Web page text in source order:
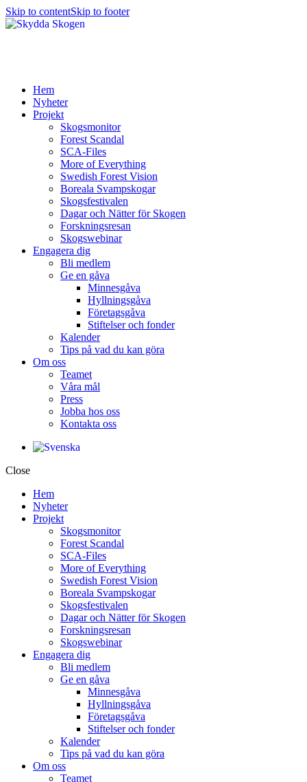
Skip to contentSkip to footer
Hem
Nyheter
Projekt
Skogsmonitor
Forest Scandal
SCA-Files
More of Everything
Swedish Forest Vision
Boreala Svampskogar
Skogsfestivalen
Dagar och Nätter för Skogen
Forskningsresan
Skogswebinar
Engagera dig
Bli medlem
Ge en gåva
Minnesgåva
Hyllningsgåva
Företagsgåva
Stiftelser och fonder
Kalender
Tips på vad du kan göra
Om oss
Teamet
Våra mål​
Press
Jobba hos oss
Kontakta oss
Close
Hem
Nyheter
Projekt
Skogsmonitor
Forest Scandal
SCA-Files
More of Everything
Swedish Forest Vision
Boreala Svampskogar
Skogsfestivalen
Dagar och Nätter för Skogen
Forskningsresan
Skogswebinar
Engagera dig
Bli medlem
Ge en gåva
Minnesgåva
Hyllningsgåva
Företagsgåva
Stiftelser och fonder
Kalender
Tips på vad du kan göra
Om oss
Teamet